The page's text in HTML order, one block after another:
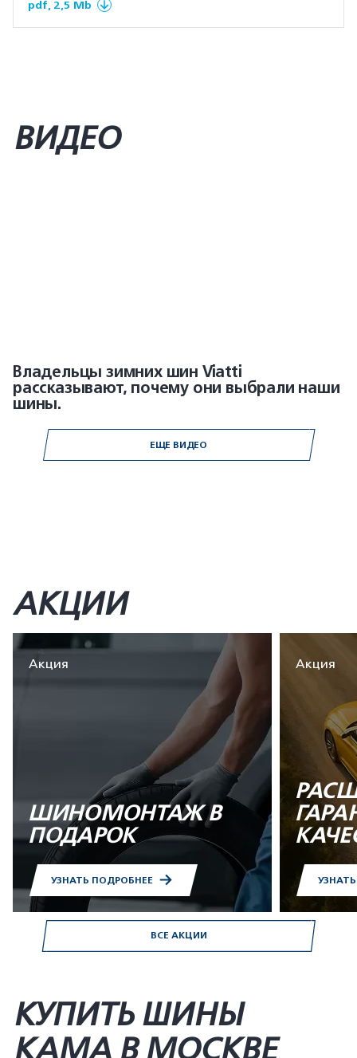
pdf, 2,5 Mb
ВИДЕО
Владельцы зимних шин Viatti
рассказывают, почему они выбрали наши
шины.
ЕЩЕ ВИДЕО
ВСЕ АКЦИИ
АКЦИИ
Акция
ШИНОМОНТАЖ В
ПОДАРОК
УЗНАТЬ ПОДРОБНЕЕ
Акция
КУПИТЬ ШИНЫ
KAMA В МОСКВЕ